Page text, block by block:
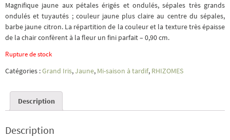
Magnifique jaune aux pétales érigés et ondulés, sépales très grands
ondulés et tuyautés ; couleur jaune plus claire au centre du sépales,
barbe jaune citron. La répartition de la couleur et la texture très épaisse
de la chair confèrent à la fleur un fini parfait – 0,90 cm.
Rupture de stock
Catégories :Grand Iris,Jaune, Mi-saison à tardif, RHIZOMES
Description
Description